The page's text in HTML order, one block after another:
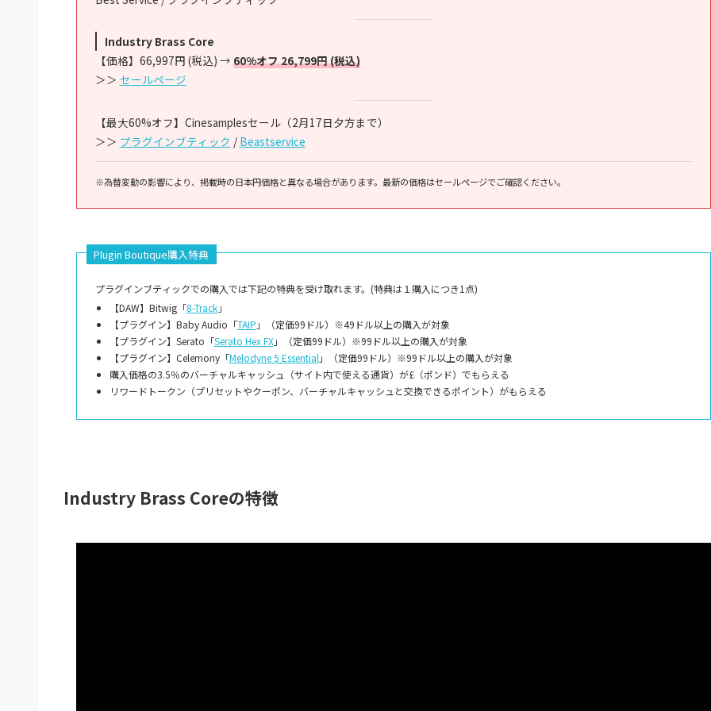
Industry Brass Core
【価格】66,997円 (税込) → 60%オフ 26,799円 (税込)
＞＞ セールページ
【最大60%オフ】Cinesamplesセール（2月17日夕方まで）
＞＞ プラグインブティック / Beastservice
※為替変動の影響により、掲載時の日本円価格と異なる場合があります。最新の価格はセールページでご確認ください。
Plugin Boutique購入特典
プラグインブティックでの購入では下記の特典を受け取れます。(特典は１購入につき1点)
【DAW】Bitwig「8-Track 」
【プラグイン】Baby Audio「TAIP 」（定価99ドル）※49ドル以上の購入が対象
【プラグイン】Serato「Serato Hex FX」（定価99ドル）※99ドル以上の購入が対象
【プラグイン】Celemony「Melodyne 5 Essential 」（定価99ドル）※99ドル以上の購入が対象
購入価格の3.5％のバーチャルキャッシュ（サイト内で使える通貨）が£（ポンド）でもらえる
リワードトークン（プリセットやクーポン、バーチャルキャッシュと交換できるポイント）がもらえる
Industry Brass Coreの特徴